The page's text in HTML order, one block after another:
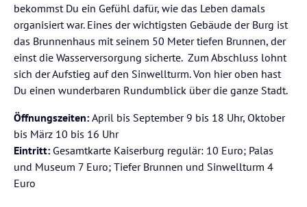
bekommst Du ein Gefühl dafür, wie das Leben damals
organisiert war. Eines der wichtigsten Gebäude der Burg ist
das Brunnenhaus mit seinem 50 Meter tiefen Brunnen, der
einst die Wasserversorgung sicherte. Zum Abschluss lohnt
sich der Aufstieg auf den Sinwellturm. Von hier oben hast
Du einen wunderbaren Rundumblick über die ganze Stadt.
Öffnungszeiten: April bis September 9 bis 18 Uhr, Oktober
bis März 10 bis 16 Uhr
Eintritt: Gesamtkarte Kaiserburg regulär: 10 Euro; Palas
und Museum 7 Euro; Tiefer Brunnen und Sinwellturm 4
Euro